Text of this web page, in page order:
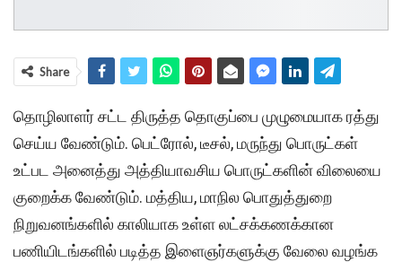
Share
தொழிலாளர் சட்ட திருத்த தொகுப்பை முழுமையாக ரத்து
செய்ய வேண்டும். பெட்ரோல், டீசல், மருந்து பொருட்கள்
உட்பட அனைத்து அத்தியாவசிய பொருட்களின் விலையை
குறைக்க வேண்டும். மத்திய, மாநில பொதுத்துறை
நிறுவனங்களில் காலியாக உள்ள லட்சக்கணக்கான
பணியிடங்களில் படித்த இளைஞர்களுக்கு வேலை வழங்க